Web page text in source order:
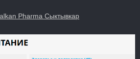
Pharma Сыктывкар